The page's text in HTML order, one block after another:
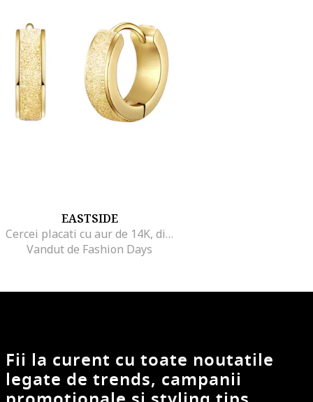
EASTSIDE
Cercei placati cu aur de 14K, din otel inoxidabil, Auriu
Vandut de Fashion Days
Fii la curent cu toate noutatile
legate de trends, campanii